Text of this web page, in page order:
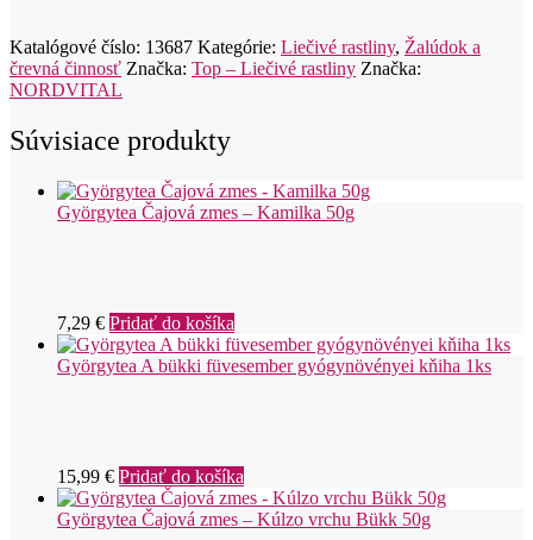
Katalógové číslo: 13687 Kategórie: Liečivé rastliny, Žalúdok a
črevná činnosť Značka: Top – Liečivé rastliny Značka:
NORDVITAL
Súvisiace produkty
Györgytea Čajová zmes – Kamilka 50g
7,29 € Pridať do košíka
Györgytea A bükki füvesember gyógynövényei kňiha 1ks
15,99 € Pridať do košíka
Györgytea Čajová zmes – Kúlzo vrchu Bükk 50g